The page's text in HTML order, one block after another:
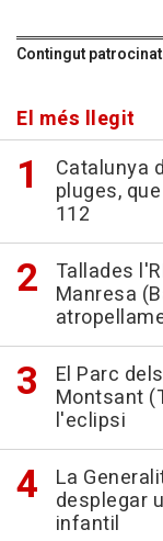
Contingut patrocinat
El més llegit
Catalunya
pluges,
112
Tallades
Manresa
El Parc
Montsant
l'eclipsi
La
desplegar
infantil